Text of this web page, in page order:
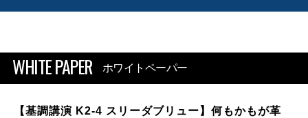
WHITE PAPER ホワイトペーパー
【基調講演 K2-4 スリーダブリュー】何もかもが革